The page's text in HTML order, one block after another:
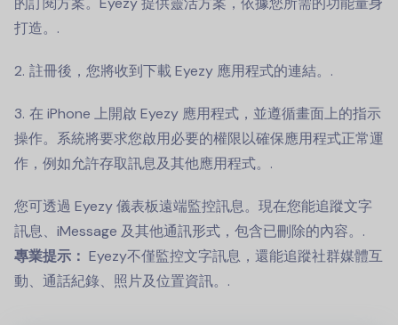
打造。.
註冊後，您將收到下載 Eyezy 應用程式的連結。.
在 iPhone 上開啟 Eyezy 應用程式，並遵循畫面上的指示
操作。系統將要求您啟用必要的權限以確保應用程式正常運
作，例如允許存取訊息及其他應用程式。.
您可透過 Eyezy 儀表板遠端監控訊息。現在您能追蹤文字
訊息、iMessage 及其他通訊形式，包含已刪除的內容。.
專業提示： Eyezy不僅監控文字訊息，還能追蹤社群媒體互
動、通話紀錄、照片及位置資訊。.